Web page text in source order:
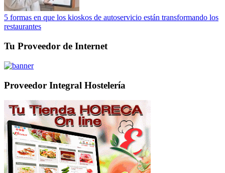
5 formas en que los kioskos de autoservicio están transformando los
restaurantes
Tu Proveedor de Internet
Proveedor Integral Hostelería